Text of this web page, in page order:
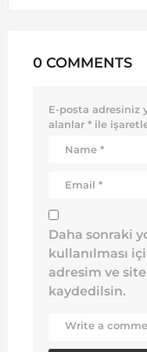
0 COMMENTS
E-posta adresiniz
alanlar * ile
Daha sonraki
kullanılması
adresim ve
kaydedilsin.